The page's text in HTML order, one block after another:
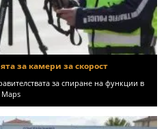
за камери за скорост
за спиране на функции в